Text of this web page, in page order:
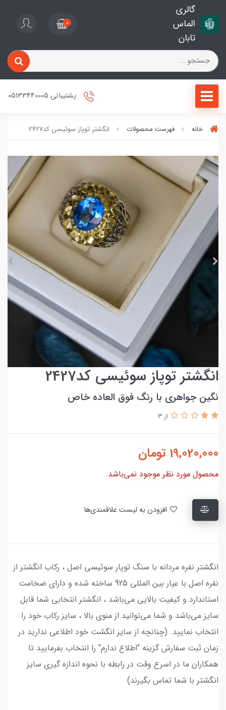
گالری
الماس
تابان
0
پشتیبانی 05133440005
خانه فهرست محصولات انگشتر توپاز سوئیسی کد2427
انگشتر توپاز سوئیسی کد2427
نگین جواهری با رنگ فوق العاده خاص
از 3
19,020,000 تومان
محصول مورد نظر موجود نمی‌باشد.
انگشتر نقره مردانه با سنگ توپار سوئیسی اصل ، رکاب انگشتر از
نقره اصل با عیار بین المللی 925 ساخته شده و دارای ضخامت
استاندارد و کیفیت بالایی می‌باشد ، انگشتر انتخابی شما قابل
سایز می‌باشد و شما می‌توانید از منوی بالا ، سایز رکاب خود را
انتخاب نمایید. (چنانچه از سایز انگشت خود اطلاعی ندارید در
زمان ثبت سفارش گزینه "اطلاع ندارم" را انتخاب بفرمایید تا
همکاران ما در اسرع وقت در رابطه با نحوه اندازه گیری سایز
انگشتر با شما تماس بگیرند)